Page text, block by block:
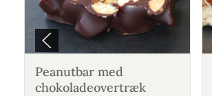
Peanutbar med
chokoladeovertræk